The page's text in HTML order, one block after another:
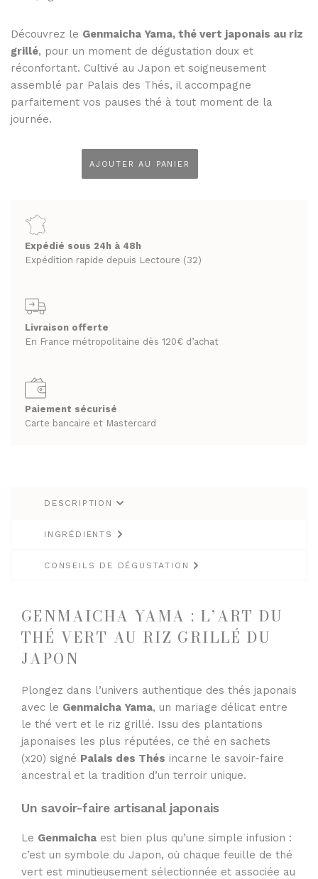
MIELS
PRUNEAUX
THÉS ET INFUSIONS
PANIERS GOURMANDS
ENTRE 20€ ET 50€
FROMAGERIE
À commander et retirer en boutique
APÉRITIFS
SPIRITUEUX & CHAMPAGNES
CHAMPAGNES
RHUMS ET GINS
VINS ROUGES
PANIERS GOURMANDS
MOINS DE 20€
ENTRE 20€ ET 50€
PLUS DE 50€
FROMAGERIE
À commander et retirer en boutique
APÉRITIFS
SPIRITUEUX & CHAMPAGNES
CHAMPAGNES
RHUMS ET GINS
LES VINS
VINS BLANCS MOELLEUX
Découvrez le Genmaicha Yama, thé vert japonais au riz
grillé, pour un moment de dégustation doux et
réconfortant. Cultivé au Japon et soigneusement
assemblé par Palais des Thés, il accompagne
parfaitement vos pauses thé à tout moment de la
journée.
Yama
Palais
des
sachets
mousselines
AJOUTER AU PANIER
Expédié sous 24h à 48h
Expédition rapide depuis Lectoure (32)
Livraison offerte
En France métropolitaine dès 120€ d’achat
Paiement sécurisé
Carte bancaire et Mastercard
DESCRIPTION
INGRÉDIENTS
CONSEILS DE DÉGUSTATION
GENMAICHA YAMA : L’ART DU
THÉ VERT AU RIZ GRILLÉ DU
JAPON
Plongez dans l’univers authentique des thés japonais
avec le Genmaicha Yama, un mariage délicat entre
le thé vert et le riz grillé. Issu des plantations
japonaises les plus réputées, ce thé en sachets
(x20) signé Palais des Thés incarne le savoir-faire
ancestral et la tradition d’un terroir unique.
Un savoir-faire artisanal japonais
Le Genmaicha est bien plus qu’une simple infusion :
c’est un symbole du Japon, où chaque feuille de thé
vert est minutieusement sélectionnée et associée au